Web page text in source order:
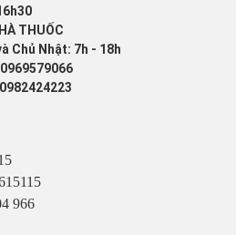
THUỐC
Chủ Nhật: 7h - 18h
966